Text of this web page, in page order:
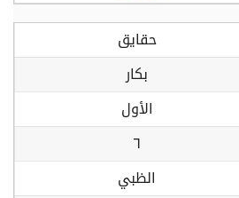
حقايق
بكار
الأول
٦
الظبي